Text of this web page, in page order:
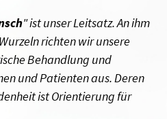
" ist unser Leitsatz. An ihm
richten wir unsere
Behandlung und
und Patienten aus. Deren
ist Orientierung für